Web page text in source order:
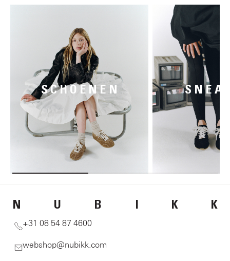
SCHOENEN
N U B I K K
+31 08 54 87 4600
webshop@nubikk.com